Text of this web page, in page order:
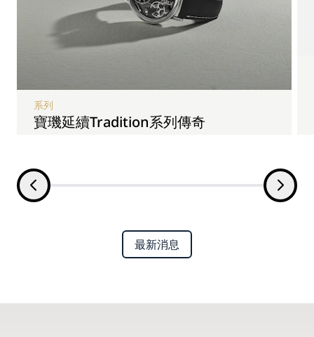
寶璣延續Tradition系列傳奇
系列
最新消息